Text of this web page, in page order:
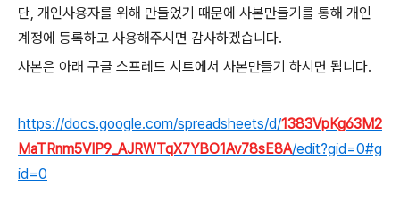
단, 개인사용자를 위해 만들었기 때문에 사본만들기를 통해 개인
계정에 등록하고 사용해주시면 감사하겠습니다.
사본은 아래 구글 스프레드 시트에서 사본만들기 하시면 됩니다.
https://docs.google.com/spreadsheets/d/1383VpKg63M2
MaTRnm5VIP9_AJRWTqX7YBO1Av78sE8A/edit?gid=0#g
id=0